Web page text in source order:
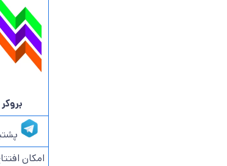
بروکر Alpari
امکان